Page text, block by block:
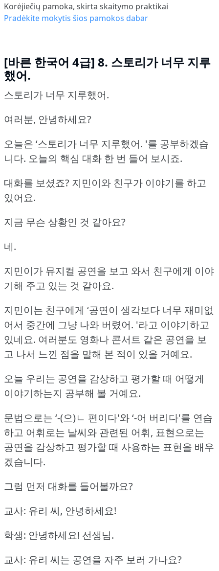
Korėjiečių pamoka, skirta skaitymo praktikai
Pradėkite mokytis šios pamokos dabar
[바른 한국어 4급] 8. 스토리가 너무 지루
했어.
스토리가 너무 지루했어.
여러분, 안녕하세요?
오늘은 ‘스토리가 너무 지루했어. '를 공부하겠습
니다. 오늘의 핵심 대화 한 번 들어 보시죠.
대화를 보셨죠? 지민이와 친구가 이야기를 하고
있어요.
지금 무슨 상황인 것 같아요?
네.
지민이가 뮤지컬 공연을 보고 와서 친구에게 이야
기해 주고 있는 것 같아요.
지민이는 친구에게 ‘공연이 생각보다 너무 재미없
어서 중간에 그냥 나와 버렸어. '라고 이야기하고
있네요. 여러분도 영화나 콘서트 같은 공연을 보
고 나서 느낀 점을 말해 본 적이 있을 거예요.
오늘 우리는 공연을 감상하고 평가할 때 어떻게
이야기하는지 공부해 볼 거예요.
문법으로는 ‘-(으)ㄴ 편이다'와 ‘-어 버리다'를 연습
하고 어휘로는 날씨와 관련된 어휘, 표현으로는
공연을 감상하고 평가할 때 사용하는 표현을 배우
겠습니다.
그럼 먼저 대화를 들어볼까요?
교사: 유리 씨, 안녕하세요!
학생: 안녕하세요! 선생님.
교사: 유리 씨는 공연을 자주 보러 가나요?